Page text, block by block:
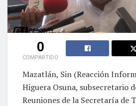
0
COMPARTIDO
Mazatlán, Sin (Reacción
Higuera Osuna, subsecretario
Reuniones de la Secretaría de